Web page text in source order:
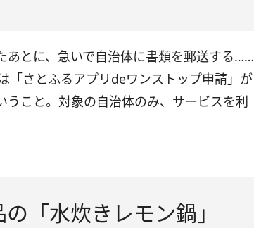
あとに、急いで自治体に書類を郵送する……
「さとふるアプリdeワンストップ申請」が
こと。対象の自治体のみ、サービスを利
「水炊きレモン鍋」